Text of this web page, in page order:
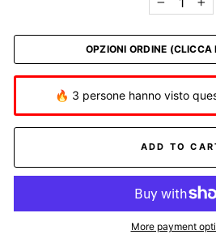
+
OPZIONI ORDINE (CLICCA
🔥 3 persone hanno visto
ADD TO
More payment